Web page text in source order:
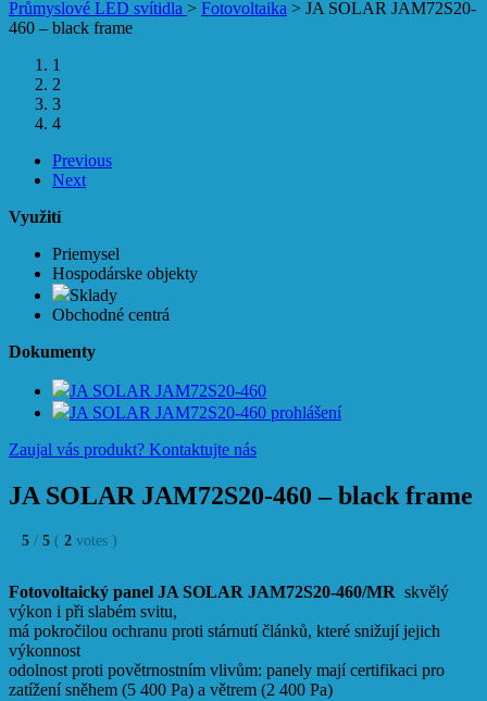
Průmyslové LED svítidla > Fotovoltaika > JA SOLAR JAM72S20-
460 – black frame
1
2
3
4
Previous
Next
Využití
Priemysel
Hospodárske objekty
Sklady
Obchodné centrá
Dokumenty
JA SOLAR JAM72S20-460
JA SOLAR JAM72S20-460 prohlášení
Zaujal vás produkt? Kontaktujte nás
JA SOLAR JAM72S20-460 – black frame
5 / 5 ( 2 votes )
Fotovoltaický panel JA SOLAR JAM72S20-460/MR skvělý
výkon i při slabém svitu,
má pokročilou ochranu proti stárnutí článků, které snižují jejich
výkonnost
odolnost proti povětrnostním vlivům: panely mají certifikaci pro
zatížení sněhem (5 400 Pa) a větrem (2 400 Pa)